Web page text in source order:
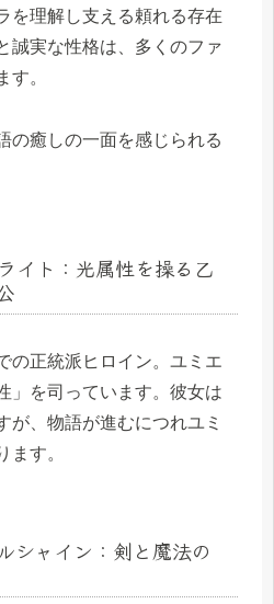
を理解し支える頼れる存在
誠実な性格は、多くのファ
す。
の癒しの一面を感じられる
イト：光属性を操る乙
の正統派ヒロイン。ユミエ
」を司っています。彼女は
が、物語が進むにつれユミ
ます。
シャイン：剣と魔法の